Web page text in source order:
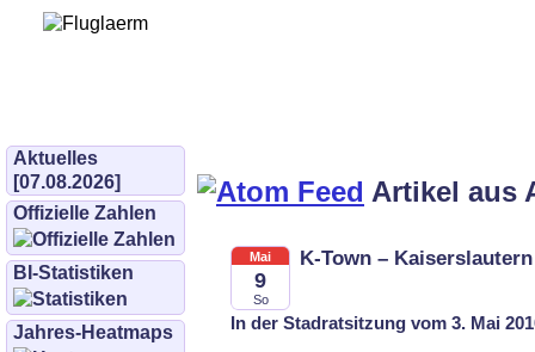
Aktuelles
[07.08.2026]
Offizielle Zahlen
BI-Statistiken
Jahres-Heatmaps
Artikel aus
Mai
9
So
K-Town –
In der Stadratsitzung vom 3. Mai